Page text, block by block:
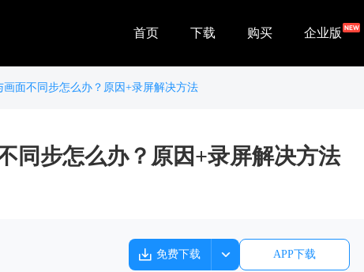
首页 下载 购买 企业版
面不同步怎么办？原因+录屏解决方法
同步怎么办？原因+录屏解决方法
免费下载 APP下载